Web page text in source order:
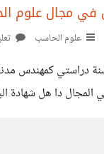
في مجال علوم
علوم الحاسب